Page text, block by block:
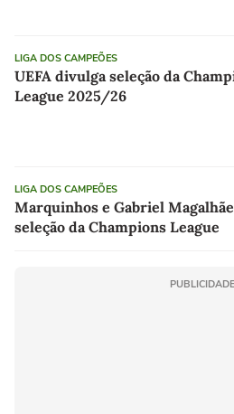
LIGA DOS CAMPEÕES
UEFA divulga seleção da
League 2025/26
LIGA DOS CAMPEÕES
Marquinhos e Gabriel
seleção da Champions League
PUBLICIDADE